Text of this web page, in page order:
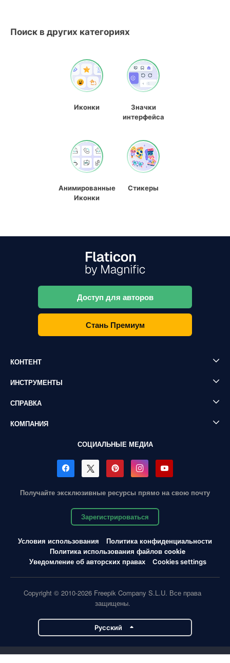
Поиск в других категориях
Иконки
Значки
интерфейса
Анимированные
Иконки
Стикеры
Доступ для авторов
Стань Премиум
КОНТЕНТ
ИНСТРУМЕНТЫ
СПРАВКА
КОМПАНИЯ
СОЦИАЛЬНЫЕ МЕДИА
Получайте эксклюзивные ресурсы прямо на свою почту
Зарегистрироваться
Условия использования
Политика конфиденциальности
Политика использования файлов cookie
Уведомление об авторских правах
Cookies settings
Copyright © 2010-2026 Freepik Company S.L.U. Все права
защищены.
Pусский